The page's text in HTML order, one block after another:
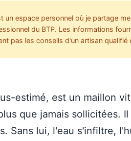
un espace personnel où je partage
du BTP. Les informations
pas les conseils d'un artisan
estimé, est un maillon
que jamais sollicitées.
Sans lui, l'eau s'infiltre,